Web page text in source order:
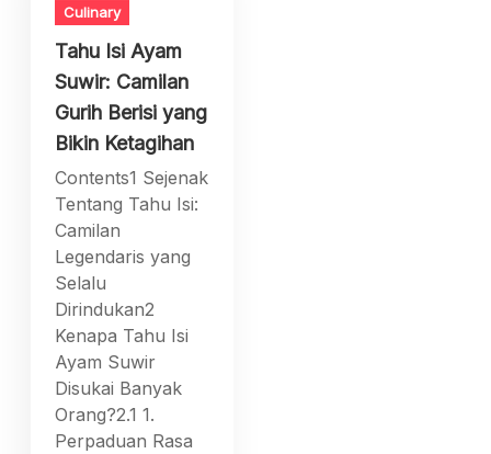
Culinary
Tahu Isi Ayam
Suwir: Camilan
Gurih Berisi yang
Bikin Ketagihan
Contents1 Sejenak
Tentang Tahu Isi:
Camilan
Legendaris yang
Selalu
Dirindukan2
Kenapa Tahu Isi
Ayam Suwir
Disukai Banyak
Orang?2.1 1.
Perpaduan Rasa